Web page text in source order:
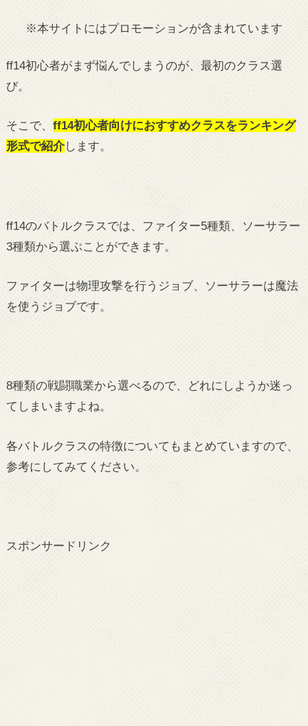
※本サイトにはプロモーションが含まれています
ff14初心者がまず悩んでしまうのが、最初のクラス選
び。
そこで、 ff14初心者向けにおすすめクラスをランキング
形式で紹介します。
ff14のバトルクラスでは、ファイター5種類、ソーサラー
3種類から選ぶことができます。
ファイターは物理攻撃を行うジョブ、ソーサラーは魔法
を使うジョブです。
8種類の戦闘職業から選べるので、どれにしようか迷っ
てしまいますよね。
各バトルクラスの特徴についてもまとめていますので、
参考にしてみてください。
スポンサードリンク